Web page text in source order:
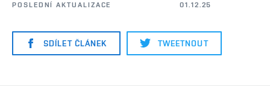
POSLEDNÍ AKTUALIZACE
01.12.25
SDÍLET ČLÁNEK TWEETNOUT